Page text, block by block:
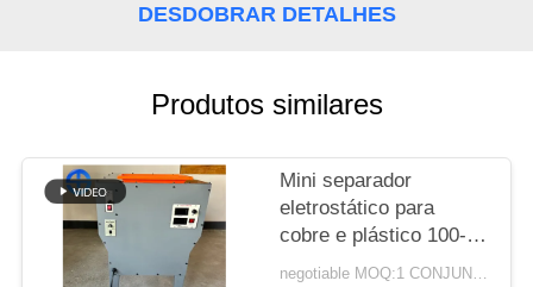
PEDIR
UM
ORÇAMENTO
DESDOBRAR DETALHES
Produtos similares
Mini separador
eletrostático para
cobre e plástico 100-
150 kg/h
negotiable MOQ:1 CONJUNTO